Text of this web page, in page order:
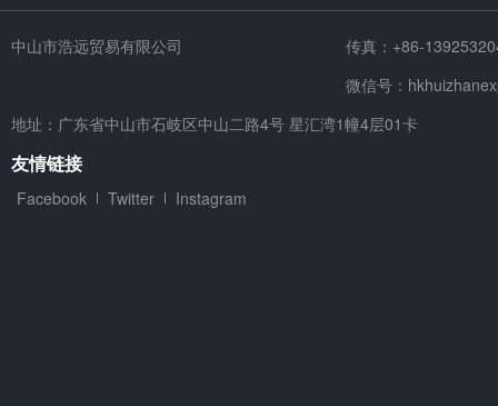
中山市浩远贸易有限公司
传真：+86-
微信号：
地址：广东省中山市石岐区中山二路4号 星汇湾1幢4层01卡
友情链接
Facebook Twitter Instagram